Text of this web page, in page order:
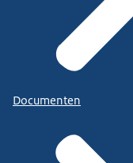
Documenten